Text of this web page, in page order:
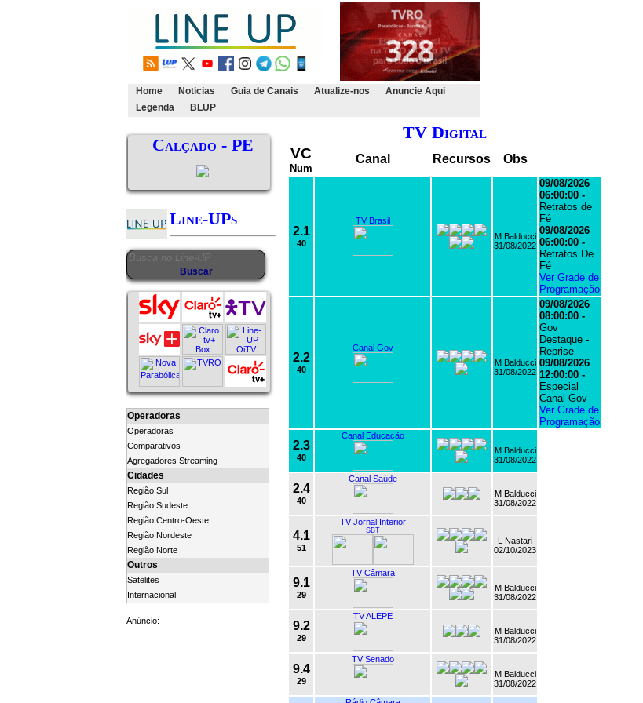
Home Noticias Guia de Canais Atualize-nos
Anuncie Aqui
Legenda
BLUP
Calçado - PE
Line-UPs
Operadoras
Operadoras
Comparativos
Agregadores Streaming
Cidades
Região Sul
Região Sudeste
Região Centro-Oeste
Região Nordeste
Região Norte
Outros
Satelites
Internacional
Anúncio:
TV Digital
VC
Num
Canal Recursos Obs
2.1
40
TV Brasil
M Balducci
31/08/2022
09/08/2026
06:00:00 -
Retratos de
Fé
09/08/2026
06:00:00 -
Retratos De
Fé
Ver Grade de
Programação
2.2
40
Canal Gov
M Balducci
31/08/2022
09/08/2026
08:00:00 -
Gov
Destaque -
Reprise
09/08/2026
12:00:00 -
Especial
Canal Gov
Ver Grade de
Programação
2.3
40
Canal Educação
M Balducci
31/08/2022
2.4
40
Canal Saúde
M Balducci
31/08/2022
4.1
51
TV Jornal Interior
SBT
L Nastari
02/10/2023
9.1
29
TV Câmara
M Balducci
31/08/2022
9.2
29
TV ALEPE
M Balducci
31/08/2022
9.4
29
TV Senado
M Balducci
31/08/2022